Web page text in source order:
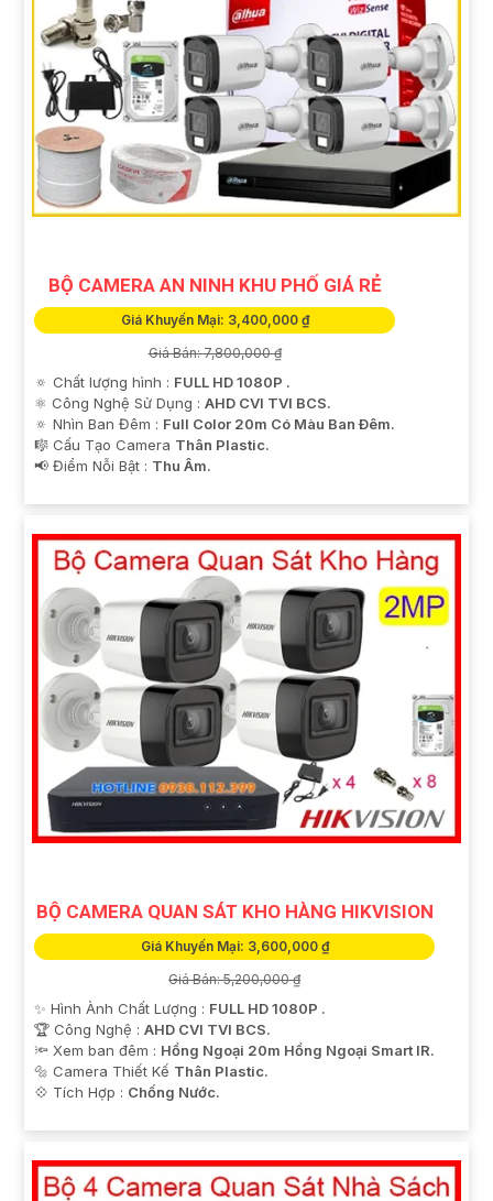
BỘ CAMERA AN NINH KHU PHỐ GIÁ RẺ
Giá Khuyến Mại: 3,400,000 ₫
Giá Bán: 7,800,000 ₫
🔅 Chất lượng hình : FULL HD 1080P .
⚛️ Công Nghệ Sử Dụng : AHD CVI TVI BCS.
🔅 Nhìn Ban Đêm : Full Color 20m Có Màu Ban Ðêm.
🎼️ Cấu Tạo Camera Thân Plastic.
️📢 Điểm Nỗi Bật : Thu Âm.
BỘ CAMERA QUAN SÁT KHO HÀNG HIKVISION
Giá Khuyến Mại: 3,600,000 ₫
Giá Bán: 5,200,000 ₫
✨ Hình Ành Chất Lượng : FULL HD 1080P .
🏆 Công Nghệ : AHD CVI TVI BCS.
🔦 Xem ban đêm : Hồng Ngoại 20m Hồng Ngoại Smart IR.
🔩 Camera Thiết Kế Thân Plastic.
️💠 Tích Hợp : Chống Nước.